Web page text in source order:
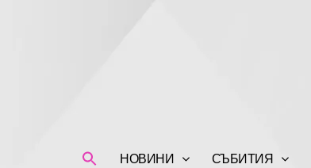
НОВИНИ СЪБИТИЯ